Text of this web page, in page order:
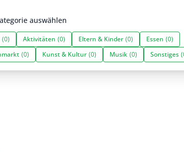
auswählen
(0) Aktivitäten (0) Eltern & Kinder (0) Essen (0)
(0) Kunst & Kultur (0) Musik (0) Sonstiges